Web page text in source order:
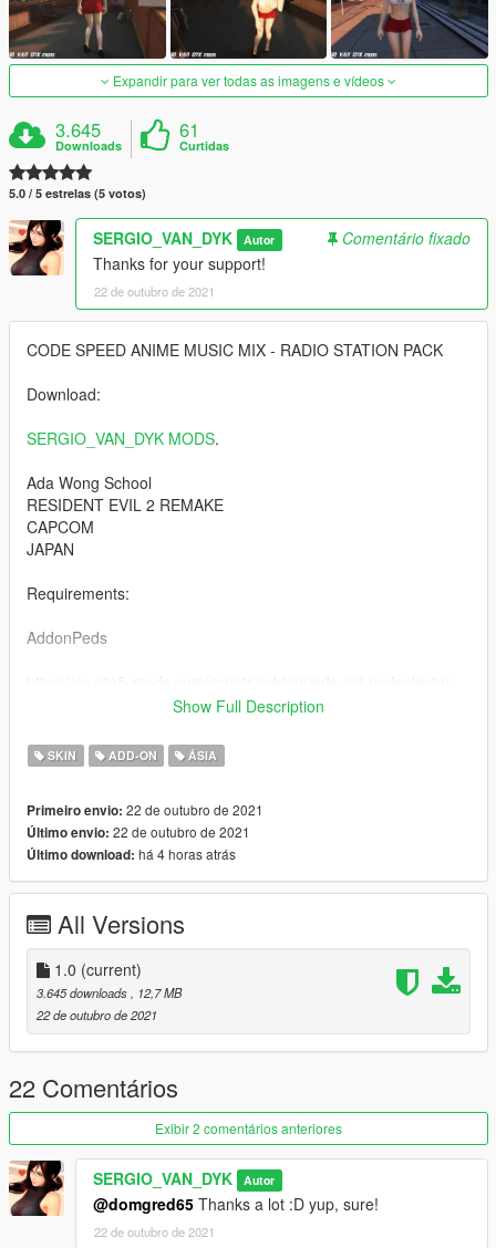
Expandir para ver todas as imagens e vídeos
3.645
Downloads
61
Curtidas
5.0 / 5 estrelas (5 votos)
SERGIO_VAN_DYK Autor
Comentário fixado
Thanks for your support!
22 de outubro de 2021
CODE SPEED ANIME MUSIC MIX - RADIO STATION PACK
Download:
SERGIO_VAN_DYK MODS.
Ada Wong School
RESIDENT EVIL 2 REMAKE
CAPCOM
JAPAN
Requirements:
AddonPeds
1 -Using OpenIV, put all files into: GTA
2 -Run AddonPeds (Run as admin)
3 -Click "New Ped" input the name "Ada_Wong" or
Set Ped Type to "Female" and Is streamed "False".
press REBUILD.
Done
SERGIO VAN DYK MODS
THE INTERNATIONAL MODS
GTA V MODS Blog:
https://sergiovandykmodsgtav.blogspot.com/
Show Full Description
SKIN ADD-ON ÁSIA
Primeiro envio: 22 de outubro de 2021
Último envio: 22 de outubro de 2021
Último download: há 4 horas atrás
All Versions
1.0 (current)
3.645 downloads
, 12,7 MB
22 de outubro de 2021
22 Comentários
Exibir 2 comentários anteriores
SERGIO_VAN_DYK Autor
@domgred65 Thanks a lot :D yup, sure!
22 de outubro de 2021